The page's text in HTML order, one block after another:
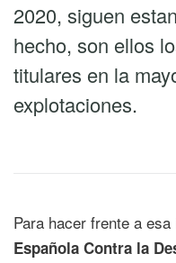
2020, siguen
hecho, son ellos
titulares en la
explotaciones.
Para hacer frente a
Española Contra la